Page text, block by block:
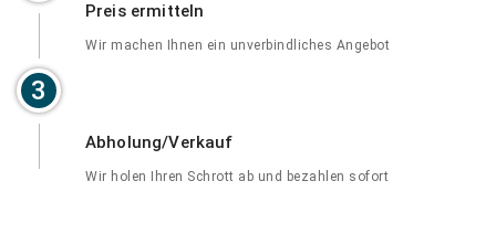
3
Preis ermitteln
Wir machen Ihnen ein unverbindliches Angebot
Abholung/Verkauf
Wir holen Ihren Schrott ab und bezahlen sofort